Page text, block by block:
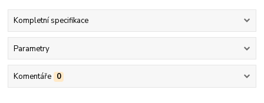
Kompletní specifikace
Parametry
Komentáře 0